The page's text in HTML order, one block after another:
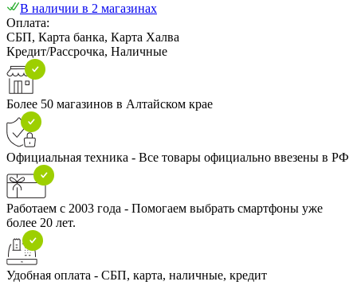
В наличии в 2 магазинах
Оплата:
СБП, Карта банка, Карта Халва
Кредит/Рассрочка, Наличные
Более 50 магазинов в Алтайском крае
Официальная техника - Все товары официально ввезены в РФ
Работаем с 2003 года - Помогаем выбрать смартфоны уже
более 20 лет.
Удобная оплата - СБП, карта, наличные, кредит